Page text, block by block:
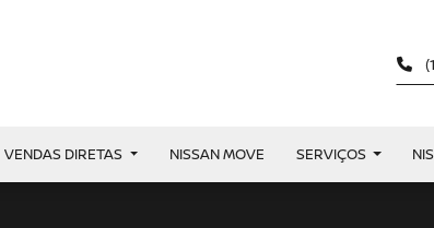
VENDAS DIRETAS NISSAN MOVE SERVIÇOS